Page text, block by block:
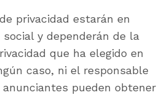
privacidad estarán en
y dependerán de la
que ha elegido en
caso, ni el responsable
pueden obtener